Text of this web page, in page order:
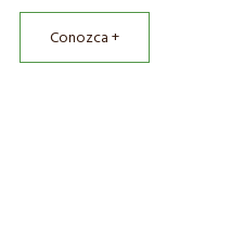
Conozca +